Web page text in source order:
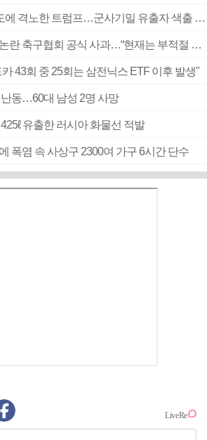
‘탄약 부족 사태’ 보도에 격노한 트럼프…군사기밀 유출자 색출 지시
[속보] ‘심판 성접대’ 논란 축구협회 공식 사과…“현재는 부적절 행위 없어”
43회 중 25회는 삼전닉스 ETF 이후 발생"
동…60대 남성 2명 사망
유출한 러시아 화물선 적발
폭염 속 사상구 2300여 가구 6시간 단수